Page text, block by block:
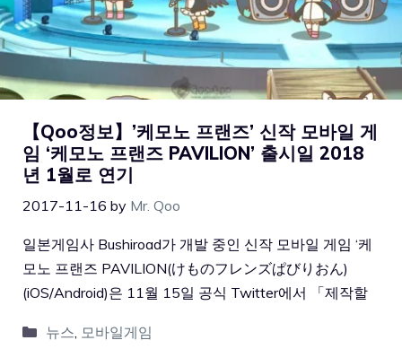
【Qoo정보】’케모노 프랜즈’ 신작 모바일 게
임 ‘케모노 프랜즈 PAVILION’ 출시일 2018
년 1월로 연기
2017-11-16 by Mr. Qoo
일본게임사 Bushiroad가 개발 중인 신작 모바일 게임 ‘케
모노 프랜즈 PAVILION(けものフレンズぱびりおん)
(iOS/Android)은 11월 15일 공식 Twitter에서 「제작할
뉴스, 모바일게임